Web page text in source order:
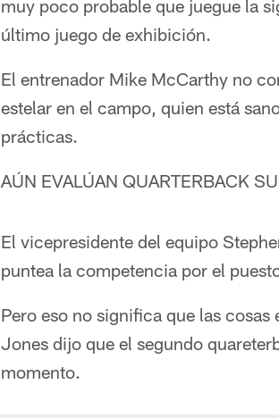
muy poco probable que juegue la
último juego de exhibición.
El entrenador Mike McCarthy no
estelar en el campo, quien está
prácticas.
AÚN EVALÚAN QUARTERBACK
El vicepresidente del equipo
puntea la competencia por el
Pero eso no significa que las
Jones dijo que el segundo
momento.